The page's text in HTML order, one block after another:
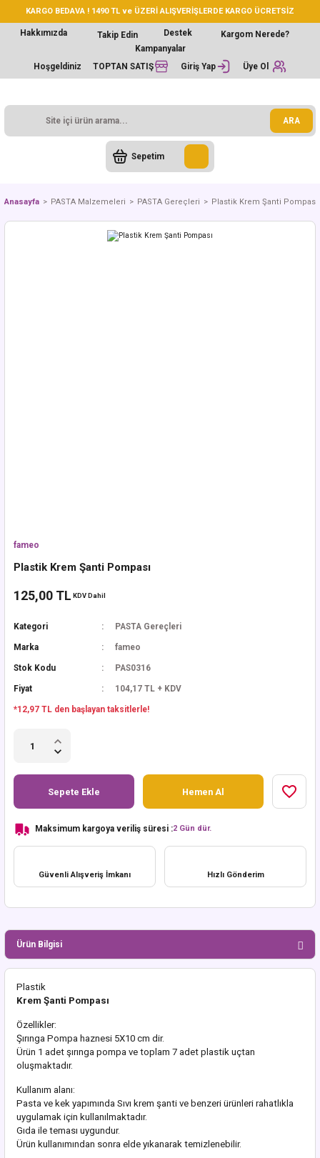
KARGO BEDAVA ! 1490 TL ve ÜZERİ ALIŞVERİŞLERDE KARGO ÜCRETSİZ
Hakkımızda Takip Edin Destek
Kargom Nerede?
Kampanyalar
Hoşgeldiniz
TOPTAN SATIŞ Giriş Yap Üye Ol
ARA
Sepetim
Anasayfa PASTA Malzemeleri PASTA Gereçleri Plastik Krem Şanti Pompası
fameo
Plastik Krem Şanti Pompası
125,00 TL KDV Dahil
Kategori PASTA Gereçleri
Marka fameo
Stok Kodu PAS0316
Fiyat 104,17 TL + KDV
*12,97 TL den başlayan taksitlerle!
Sepete Ekle Hemen Al
Maksimum kargoya veriliş süresi :2 Gün dür.
Güvenli Alışveriş İmkanı Hızlı Gönderim
Ürün Bilgisi
Plastik
Krem Şanti Pompası
Özellikler:
Şırınga Pompa haznesi 5X10 cm dir.
Ürün 1 adet şırınga pompa ve toplam 7 adet plastik uçtan
oluşmaktadır.
Kullanım alanı:
Pasta ve kek yapımında Sıvı krem şanti ve benzeri ürünleri rahatlıkla
uygulamak için kullanılmaktadır.
Gıda ile teması uygundur.
Ürün kullanımından sonra elde yıkanarak temizlenebilir.